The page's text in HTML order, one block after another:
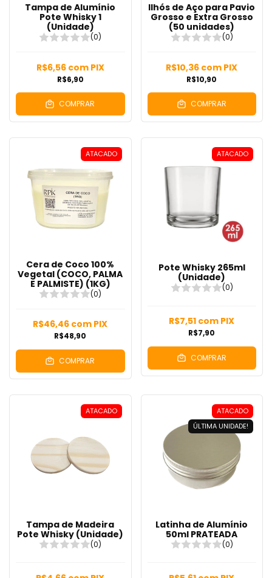
Tampa de Alumínio
Pote Whisky 1
(Unidade)
(0)
R$6,90
R$6,56 com PIX
COMPRAR
Ilhós de Aço para Pavio
Grosso e Extra Grosso
(50 unidades)
(0)
R$10,90
R$10,36 com PIX
COMPRAR
ATACADO
Cera de Coco 100%
Vegetal (COCO, PALMA
E PALMISTE) (1KG)
(0)
R$48,90
R$46,46 com PIX
COMPRAR
ATACADO
Pote Whisky 265ml
(Unidade)
(0)
R$7,90
R$7,51 com PIX
COMPRAR
ATACADO
Tampa de Madeira
Pote Whisky (Unidade)
(0)
ATACADO
ÚLTIMA UNIDADE!
Latinha de Alumínio
50ml PRATEADA
(0)